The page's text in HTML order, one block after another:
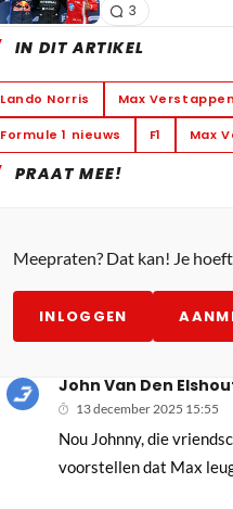
3
IN DIT ARTIKEL
Lando Norris Max Verstappen
Formule 1 nieuws F1 Max
PRAAT MEE!
Meepraten? Dat kan! Je
INLOGGEN
John Van Den
13 december 2025 15:55
Nou Johnny, die
voorstellen dat Max